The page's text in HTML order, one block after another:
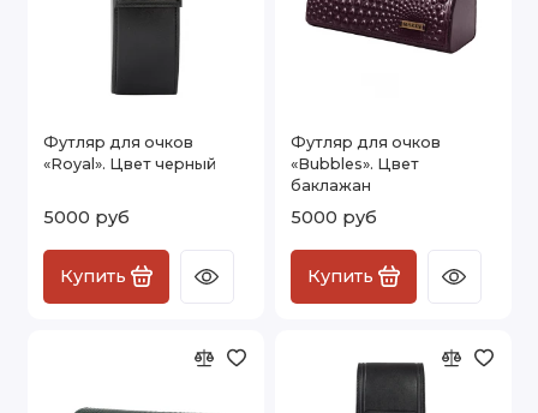
Футляр для очков
«Royal». Цвет черный
5000 руб
Купить
Футляр для очков
«Bubbles». Цвет
баклажан
5000 руб
Купить